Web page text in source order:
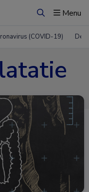
ZoekenMenu
(COVID-19)